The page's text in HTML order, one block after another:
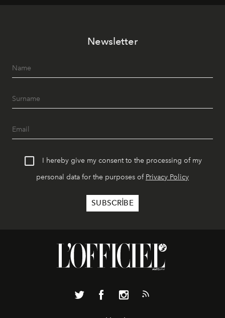
geceye taşıyarak her hafta farklı bir deneyim sunuyor.
Newsletter
I hereby give my consent to the processing of my
personal data for the purposes of Privacy Policy